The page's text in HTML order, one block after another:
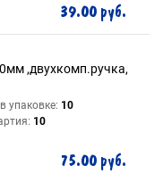
39.00 руб.
,двухкомп.ручка,
упаковке: 10
10
75.00 руб.